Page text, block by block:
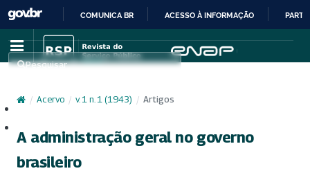
IR
PARA
CONTEÚDO
COMUNICA BR ACESSO À INFORMAÇÃO
Pesquisar
/ Acervo / v. 1 n. 1 (1943) / Artigos
A administração geral no governo
brasileiro